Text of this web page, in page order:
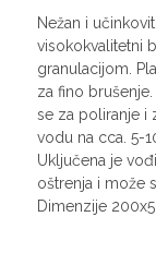
Nežan i
visokokvalitetni
granulacijom.
za fino
se za poliranje i
vodu na cca. 5-
Uključena je
oštrenja i može
Dimenzije